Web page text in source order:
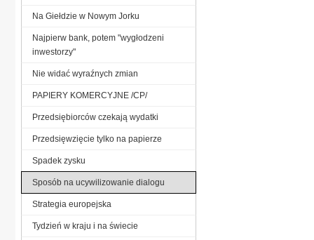
Na Giełdzie w Nowym Jorku
Najpierw bank, potem "wygłodzeni
inwestorzy"
Nie widać wyraźnych zmian
PAPIERY KOMERCYJNE /CP/
Przedsiębiorców czekają wydatki
Przedsięwzięcie tylko na papierze
Spadek zysku
Sposób na ucywilizowanie dialogu
Strategia europejska
Tydzień w kraju i na świecie